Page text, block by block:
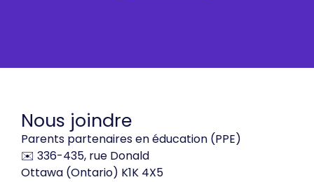
Nous joindre
Parents partenaires en éducation (PPE)
✉️ 336-435, rue Donald
Ottawa (Ontario) K1K 4X5